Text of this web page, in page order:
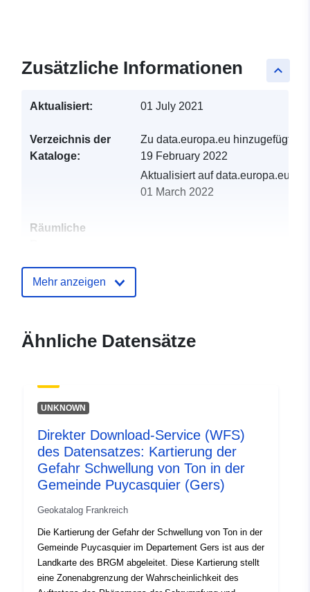
keyboard_arrow_up
Zusätzliche Informationen
Aktualisiert: 01 July 2021
Verzeichnis der
Kataloge:
Zu data.europa.eu hinzugefügt:
19 February 2022
Aktualisiert auf data.europa.eu:
01 March 2022
Räumliche
Identifikatoren:
00d70026-82a2-4b53-933b-
4b81-bfa4-3f2d8866144a
Typ:
Ressource:
http://inspire.ec.europa.eu/
codelist/SpatialDataServiceType/
Mehr anzeigen
Ähnliche Datensätze
UNKNOWN
Direkter Download-Service (WFS)
des Datensatzes: Kartierung der
Gefahr Schwellung von Ton in der
Gemeinde Puycasquier (Gers)
Geokatalog Frankreich
Die Kartierung der Gefahr der Schwellung von Ton in der
Gemeinde Puycasquier im Departement Gers ist aus der
Landkarte des BRGM abgeleitet. Diese Kartierung stellt
eine Zonenabgrenzung der Wahrscheinlichkeit des